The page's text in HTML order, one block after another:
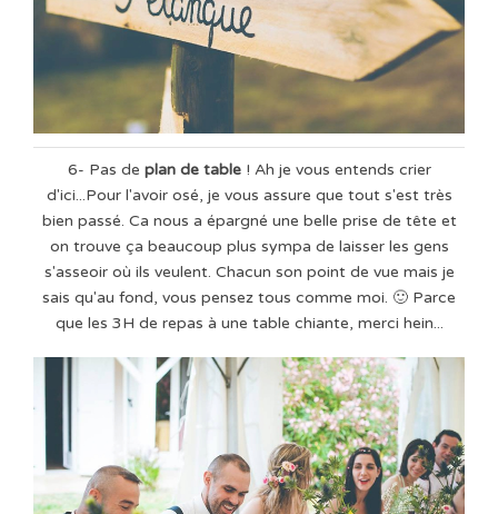
6- Pas de plan de table! Ah je vous entends crier
d'ici...Pour l'avoir osé, je vous assure que tout s'est très
bien passé. Ca nous a épargné une belle prise de tête et
on trouve ça beaucoup plus sympa de laisser les gens
s'asseoir où ils veulent. Chacun son point de vue mais je
sais qu'au fond, vous pensez tous comme moi. 🙂 Parce
que les 3H de repas à une table chiante, merci hein...